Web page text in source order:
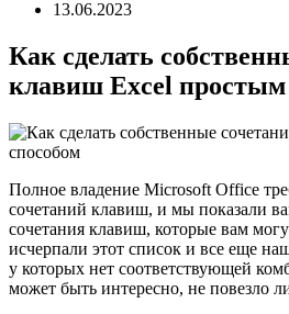
13.06.2023
Как сделать
клавиш Excel простым
Полное владение Microsoft Office
сочетаний клавиш, и мы показали
сочетания клавиш, которые вам
исчерпали этот список и все еще
у которых нет соответствующей
может быть интересно, не повезло